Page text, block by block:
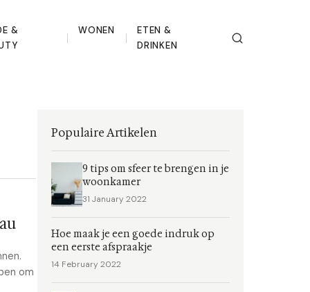
&
WONEN
ETEN &
DRINKEN
om
Populaire Artikelen
9 tips om sfeer te brengen in je
woonkamer
31 January 2022
Hoe maak je een goede indruk op
een eerste afspraakje
14 February 2022